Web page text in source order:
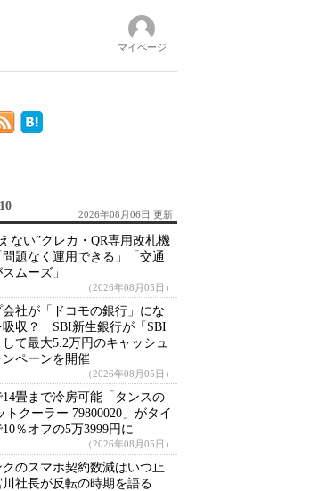
マイページ
2026年08月06日 更新
ない”クレカ・QR専用改札機
題なく運用できる」「交通
ムーズ」
（2026年08月05日）
社が「ドコモの銀行」にな
吸収？ SBI新生銀行が「SBI
て最大5.2万円のキャッシュ
ペーンを開催
（2026年08月05日）
畳まで冷房可能「タンスの
トクーラー 79800020」がタイ
％オフの5万3999円に
（2026年08月05日）
クのスマホ契約数減はいつ止
社長が反転の時期を語る